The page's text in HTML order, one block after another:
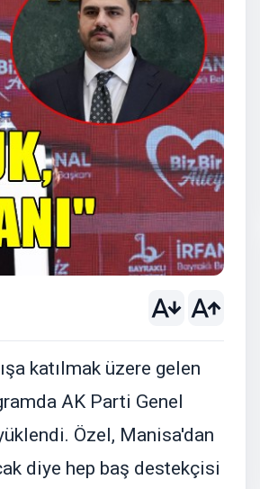
katılmak üzere gelen
AK Parti Genel
Özel, Manisa'dan
diye hep baş destekçisi